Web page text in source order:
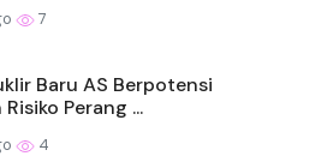
7
Baru AS Berpotensi
Perang ...
4